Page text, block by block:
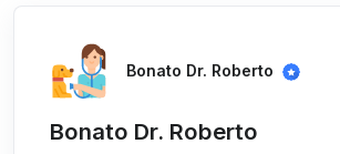
Bonato Dr. Roberto
Bonato Dr. Roberto